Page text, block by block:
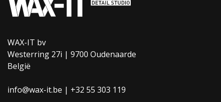
WAX-IT bv
Westerring 27i | 9700 Oudenaarde
België
info@wax-it.be | +32 55 303 119